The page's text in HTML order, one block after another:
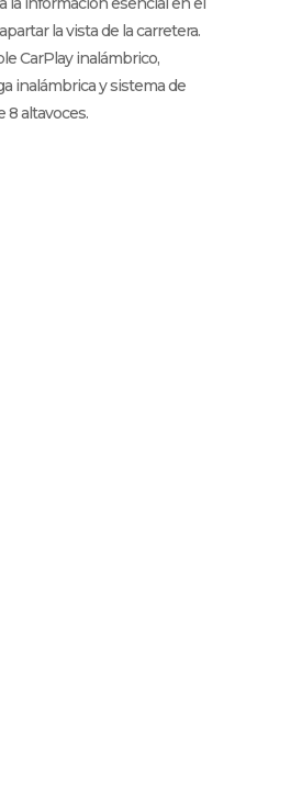
la vista de la carretera.
CarPlay inalámbrico,
inalámbrica y sistema de
8 altavoces.